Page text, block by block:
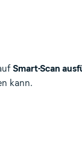
Smart-Scan
kann.